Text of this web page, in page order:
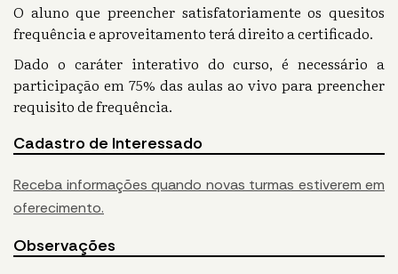
O aluno que preencher satisfatoriamente os quesitos
frequência e aproveitamento terá direito a certificado.
Dado o caráter interativo do curso, é necessário a
participação em 75% das aulas ao vivo para preencher
requisito de frequência.
Cadastro de Interessado
Receba informações quando novas turmas estiverem em
oferecimento.
Observações